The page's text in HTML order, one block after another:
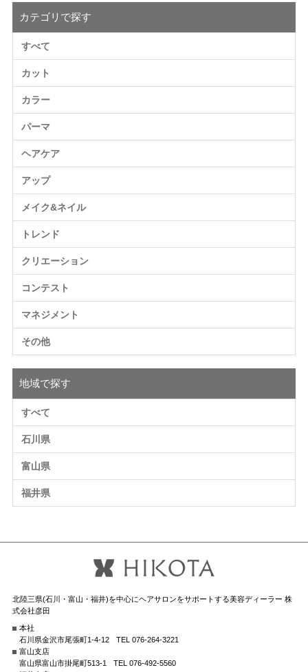
カテゴリで探す
すべて
カット
カラー
パーマ
ヘアケア
アップ
メイク&ネイル
トレンド
クリエーション
コンテスト
マネジメント
その他
地域で探す
すべて
石川県
富山県
福井県
北陸三県(石川・富山・福井)を中心にヘアサロンをサポートする美容ディーラー 株
式会社彦田
本社
石川県金沢市尾張町1-4-12
TEL 076-264-3221
富山支店
富山県富山市掛尾町513-1
TEL 076-492-5560